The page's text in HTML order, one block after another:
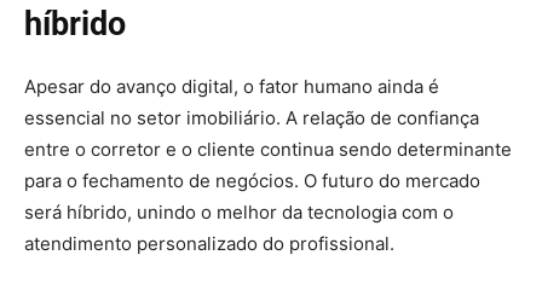
híbrido
Apesar do avanço digital, o fator humano ainda é
essencial no setor imobiliário. A relação de confiança
entre o corretor e o cliente continua sendo determinante
para o fechamento de negócios. O futuro do mercado
será híbrido, unindo o melhor da tecnologia com o
atendimento personalizado do profissional.